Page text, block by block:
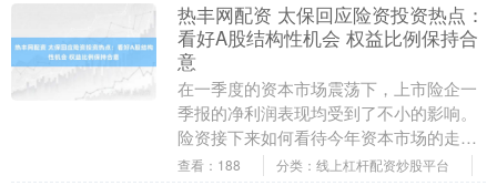
热丰网配资 太保回应险资投资热点：
看好A股结构性机会 权益比例保持合
意
在一季度的资本市场震荡下，上市险企一
季报的净利润表现均受到了不小的影响。
险资接下来如何看待今年资本市场的走
势？怎么进行下一步权益投资？权益投资
查看：188 分类：线上杠杆配资炒股平台